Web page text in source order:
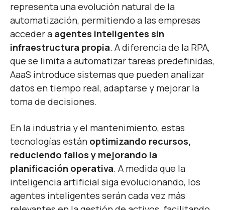
representa una evolución natural de la
automatización, permitiendo a las empresas
acceder a agentes inteligentes sin
infraestructura propia. A diferencia de la RPA,
que se limita a automatizar tareas predefinidas,
AaaS introduce sistemas que pueden analizar
datos en tiempo real, adaptarse y mejorar la
toma de decisiones.
En la industria y el mantenimiento, estas
tecnologías están optimizando recursos,
reduciendo fallos y mejorando la
planificación operativa. A medida que la
inteligencia artificial siga evolucionando, los
agentes inteligentes serán cada vez más